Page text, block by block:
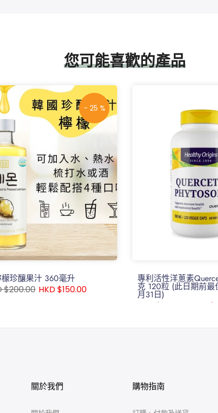
您可能喜歡的產品
- 25 %
珍釀果汁 360毫升
$200.00 HKD $150.00
專利活性洋蔥素
克 120粒 (此日期前最
月31日)
HKD $780.00
HKD
關於我們 購物指南